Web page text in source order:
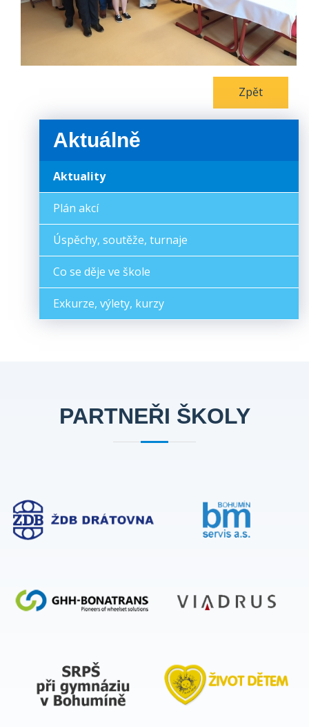
Zpět
Aktuálně
Aktuality
Plán akcí
Úspěchy, soutěže, turnaje
Co se děje ve škole
Exkurze, výlety, kurzy
PARTNEŘI ŠKOLY